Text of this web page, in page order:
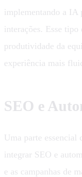
implementando a IA
interações. Esse
produtividade da
experiência mais
SEO e
Uma parte essencial
integrar SEO e
e as campanhas de